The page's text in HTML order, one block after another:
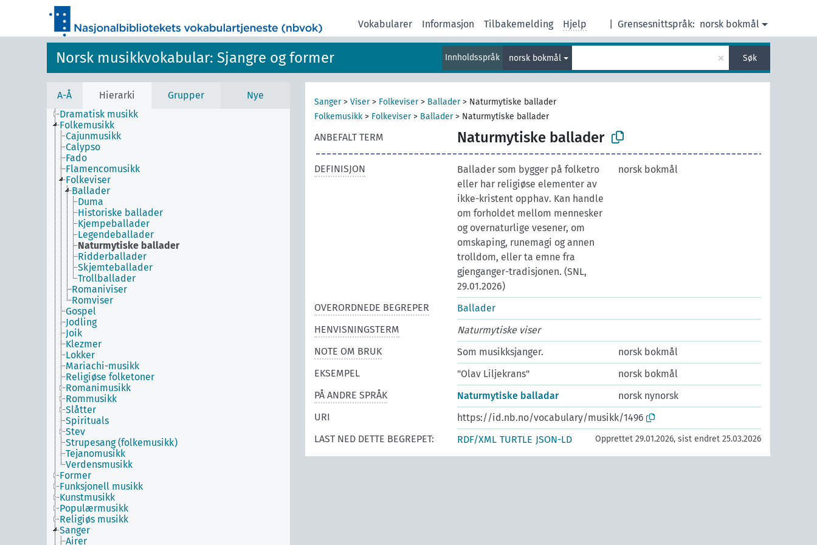
Grensesnittspråk: norsk bokmål
Vokabularer Informasjon Tilbakemelding Hjelp
Norsk musikkvokabular: Sjangre og former Innholdsspråk norsk bokmål × Søk
A-Å Hierarki Grupper
Nye
Dramatisk musikk
Folkemusikk
Cajunmusikk
Calypso
Fado
Flamencomusikk
Folkeviser
Ballader
Duma
Historiske ballader
Kjempeballader
Legendeballader
Naturmytiske ballader
Ridderballader
Skjemteballader
Trollballader
Romaniviser
Romviser
Gospel
Jodling
Joik
Klezmer
Lokker
Mariachi-musikk
Religiøse folketoner
Romanimusikk
Rommusikk
Slåtter
Spirituals
Stev
Strupesang (folkemusikk)
Tejanomusikk
Verdensmusikk
Former
Funksjonell musikk
Kunstmusikk
Populærmusikk
Religiøs musikk
Sanger
Airer
Sanger> Viser> Folkeviser> Ballader> Naturmytiske ballader
Folkemusikk > Folkeviser> Ballader> Naturmytiske ballader
ANBEFALT TERM Naturmytiske ballader
DEFINISJON
Ballader som bygger på folketro
eller har religiøse elementer av
ikke-kristent opphav. Kan handle
om forholdet mellom mennesker
og overnaturlige vesener, om
omskaping, runemagi og annen
trolldom, eller ta emne fra
gjenganger-tradisjonen. (SNL,
29.01.2026)
norsk bokmål
OVERORDNEDE BEGREPER
Ballader
HENVISNINGSTERM
Naturmytiske viser
NOTE OM BRUK
Som musikksjanger.
norsk bokmål
EKSEMPEL
"Olav Liljekrans"
norsk bokmål
PÅ ANDRE SPRÅK
Naturmytiske balladar
norsk nynorsk
URI
https://id.nb.no/vocabulary/musikk/1496
LAST NED DETTE BEGREPET:
RDF/XML TURTLE JSON-LD Opprettet 29.01.2026, sist endret 25.03.2026